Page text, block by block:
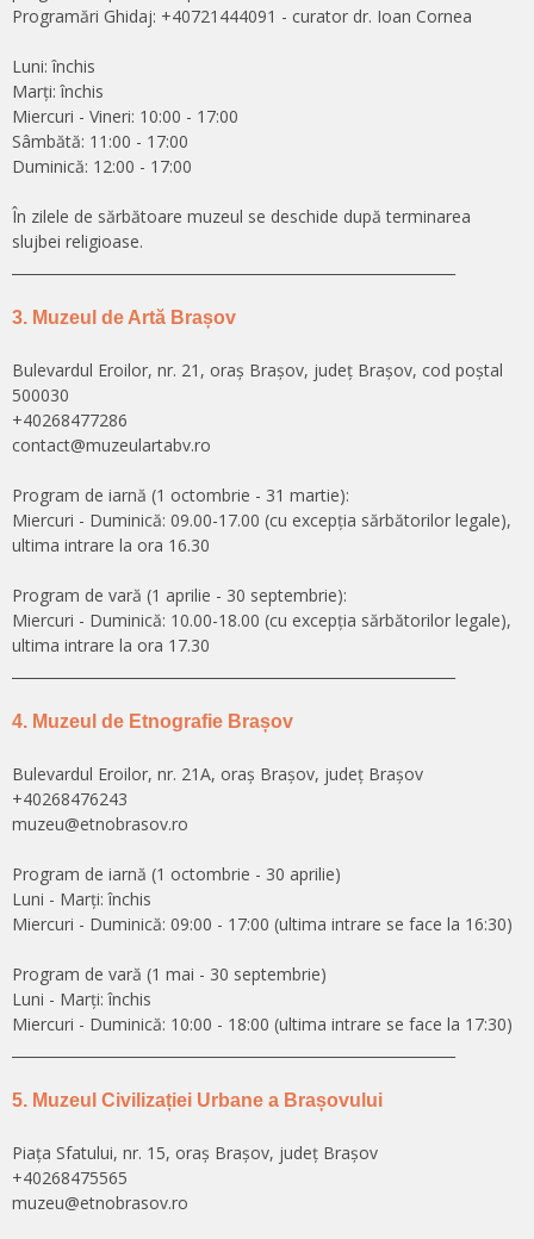
Programări Ghidaj: +40721444091 - curator dr. Ioan Cornea
Luni: închis
Marți: închis
Miercuri - Vineri: 10:00 - 17:00
Sâmbătă: 11:00 - 17:00
Duminică: 12:00 - 17:00
În zilele de sărbătoare muzeul se deschide după terminarea
slujbei religioase.
3. Muzeul de Artă Brașov
Bulevardul Eroilor, nr. 21, oraș Brașov, județ Brașov, cod poștal
500030
+40268477286
contact@muzeulartabv.ro
Program de iarnă (1 octombrie - 31 martie):
Miercuri - Duminică: 09.00-17.00 (cu excepţia sărbătorilor legale),
ultima intrare la ora 16.30
Program de vară (1 aprilie - 30 septembrie):
Miercuri - Duminică: 10.00-18.00 (cu excepţia sărbătorilor legale),
ultima intrare la ora 17.30
4. Muzeul de Etnografie Brașov
Bulevardul Eroilor, nr. 21A, oraș Brașov, județ Brașov
+40268476243
muzeu@etnobrasov.ro
Program de iarnă (1 octombrie - 30 aprilie)
Luni - Marți: închis
Miercuri - Duminică: 09:00 - 17:00 (ultima intrare se face la 16:30)
Program de vară (1 mai - 30 septembrie)
Luni - Marți: închis
Miercuri - Duminică: 10:00 - 18:00 (ultima intrare se face la 17:30)
5. Muzeul Civilizației Urbane a Brașovului
Piața Sfatului, nr. 15, oraș Brașov, județ Brașov
+40268475565
muzeu@etnobrasov.ro